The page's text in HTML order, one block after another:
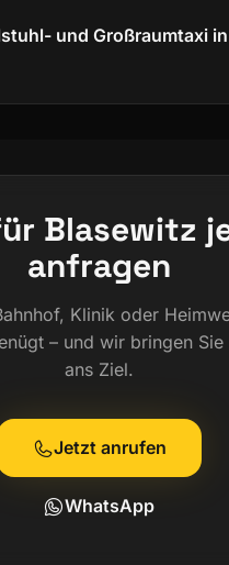
und Großraumtaxi in
Blasewitz
anfragen
Klinik oder
– und wir bringen Sie
ans Ziel.
Jetzt anrufen
WhatsApp